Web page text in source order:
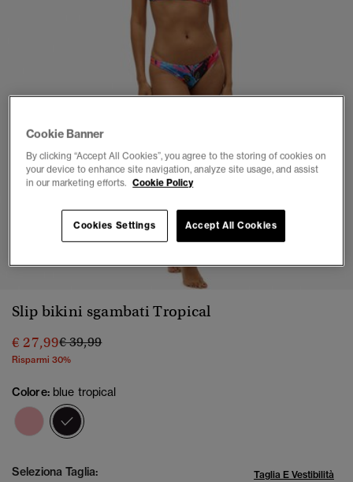
1 2 3 4 5 6 7 8
Slip bikini sgambati Tropical
€ 27,99Prezzo ridotto da
€ 39,99a
Risparmi 30%
Colore: blue tropical
Seleziona Taglia: Taglia E Vestibilità
Cookie Banner
By clicking “Accept All Cookies”, you agree to the storing of cookies on
your device to enhance site navigation, analyze site usage, and assist
in our marketing efforts. Cookie Policy
Cookies Settings Accept All Cookies